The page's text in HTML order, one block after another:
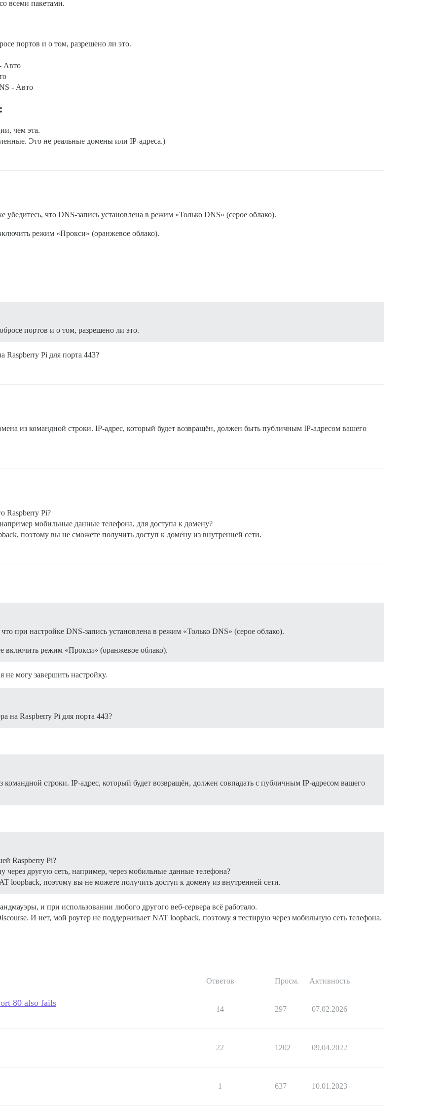
всеми пакетами.
портов и о том, разрешено ли это.
Авто
- Авто
чем эта.
Это не реальные домены или IP-адреса.)
что DNS-запись установлена в режим «Только DNS» (серое облако).
режим «Прокси» (оранжевое облако).
портов и о том, разрешено ли это.
Raspberry Pi для порта 443?
из командной строки. IP-адрес, который будет возвращён, должен быть публичным IP-адресом вашего
Raspberry Pi?
мобильные данные телефона, для доступа к домену?
поэтому вы не сможете получить доступ к домену из внутренней сети.
при настройке DNS-запись установлена в режим «Только DNS» (серое облако).
включить режим «Прокси» (оранжевое облако).
могу завершить настройку.
на Raspberry Pi для порта 443?
строки. IP-адрес, который будет возвращён, должен совпадать с публичным IP-адресом вашего
Raspberry Pi?
другую сеть, например, через мобильные данные телефона?
loopback, поэтому вы не можете получить доступ к домену из внутренней сети.
и при использовании любого другого веб-сервера всё работало.
И нет, мой роутер не поддерживает NAT loopback, поэтому я тестирую через мобильную сеть телефона.
Ответов Просм. Активность
80 also fails
14 297 07.02.2026
22 1202 09.04.2022
1 637 10.01.2023